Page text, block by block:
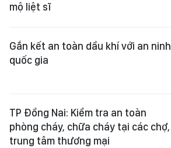
mộ liệt sĩ
Gắn kết an toàn dầu khí với an ninh
quốc gia
TP Đồng Nai: Kiểm tra an toàn
phòng cháy, chữa cháy tại các chợ,
trung tâm thương mại